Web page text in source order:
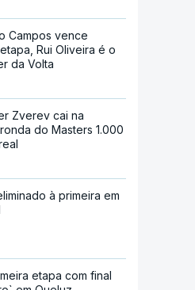
Campos vence
Rui Oliveira é o
da Volta
Zverev cai na
do Masters 1.000
à primeira em
etapa com final